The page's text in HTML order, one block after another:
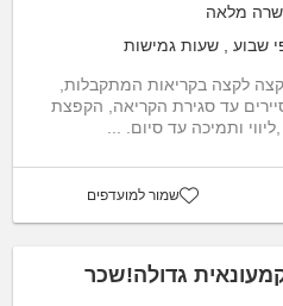
מלאה
שבוע שעות גמישות
לקצה בקריאות המתקבלות,
עד סגירת הקריאה, הקפצת
ותמיכה עד סיום. ...
שמור למועדפים
גדולה!שכר